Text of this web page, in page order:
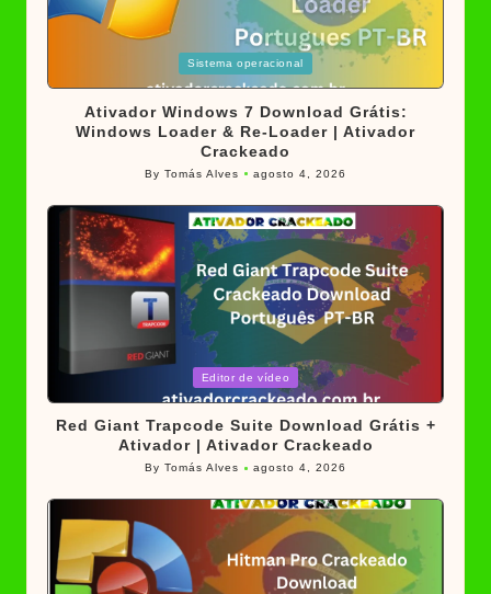
in
Sistema operacional
Ativador Windows 7 Download Grátis:
Windows Loader & Re-Loader | Ativador
Crackeado
Posted
ByTomás Alves agosto 4, 2026
Posted
in
Editor de vídeo
Red Giant Trapcode Suite Download Grátis +
Ativador | Ativador Crackeado
Posted
ByTomás Alves agosto 4, 2026